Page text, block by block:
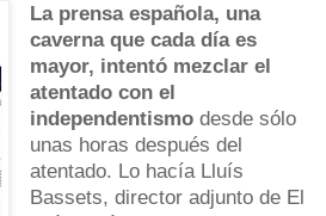
La prensa española, una
caverna que cada día es
mayor, intentó mezclar el
atentado con el
independentismo desde sólo
unas horas después del
atentado. Lo hacía Lluís
Bassets, director adjunto de El